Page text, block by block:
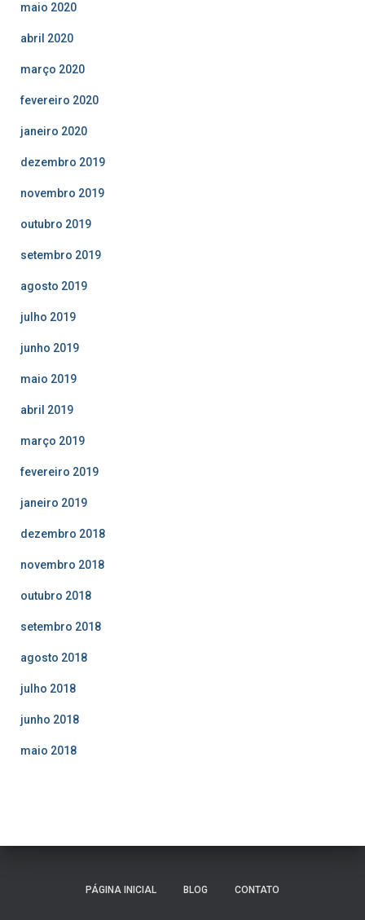
maio 2020
abril 2020
março 2020
fevereiro 2020
janeiro 2020
dezembro 2019
novembro 2019
outubro 2019
setembro 2019
agosto 2019
julho 2019
junho 2019
maio 2019
abril 2019
março 2019
fevereiro 2019
janeiro 2019
dezembro 2018
novembro 2018
outubro 2018
setembro 2018
agosto 2018
julho 2018
junho 2018
maio 2018
PÁGINA INICIAL BLOG CONTATO